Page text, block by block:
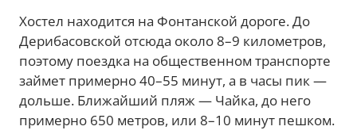
Хостел находится на Фонтанской дороге. До
Дерибасовской отсюда около 8–9 километров,
поэтому поездка на общественном транспорте
займет примерно 40–55 минут, а в часы пик —
дольше. Ближайший пляж — Чайка, до него
примерно 650 метров, или 8–10 минут пешком.